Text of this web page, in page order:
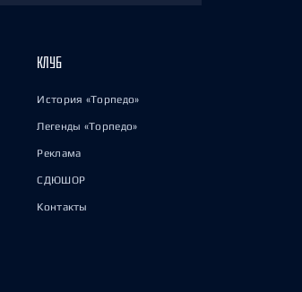
КЛУБ
История «Торпедо»
Легенды «Торпедо»
Реклама
СДЮШОР
Контакты